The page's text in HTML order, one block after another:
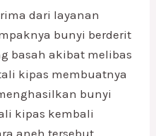
dari layanan
bunyi berderit
basah akibat melibas
kipas membuatnya
bunyi
kipas kembali